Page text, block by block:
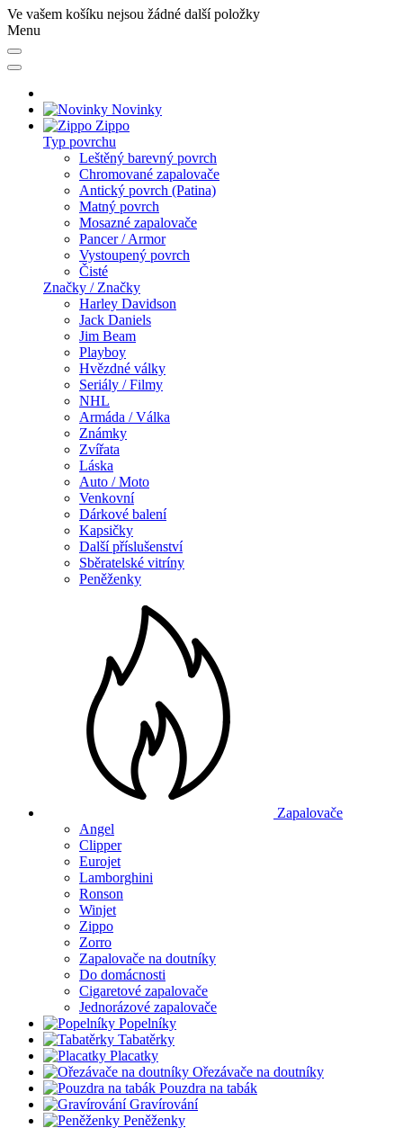
Ve vašem košíku nejsou žádné další položky
Menu
Novinky
Zippo
Typ povrchu
Leštěný barevný povrch
Chromované zapalovače
Antický povrch (Patina)
Matný povrch
Mosazné zapalovače
Pancer / Armor
Vystoupený povrch
Čisté
Značky / Značky
Harley Davidson
Jack Daniels
Jim Beam
Playboy
Hvězdné války
Seriály / Filmy
NHL
Armáda / Válka
Známky
Zvířata
Láska
Auto / Moto
Venkovní
Dárkové balení
Kapsičky
Další příslušenství
Sběratelské vitríny
Peněženky
Zapalovače
Angel
Clipper
Eurojet
Lamborghini
Ronson
Winjet
Zippo
Zorro
Zapalovače na doutníky
Do domácnosti
Cigaretové zapalovače
Jednorázové zapalovače
Popelníky
Tabatěrky
Placatky
Ořezávače na doutníky
Pouzdra na tabák
Gravírování
Peněženky